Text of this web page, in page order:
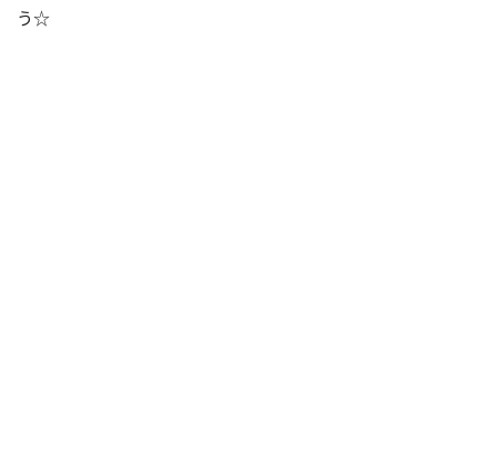
う☆